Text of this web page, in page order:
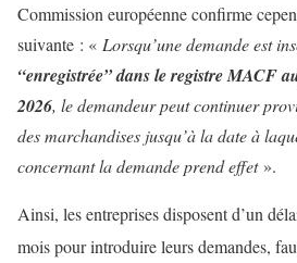
Commission européenne confirme
suivante : « Lorsqu’une demande est
“enregistrée” dans le registre MACF
2026, le demandeur peut continuer
des marchandises jusqu’à la date à
concernant la demande prend effet».
Ainsi, les entreprises disposent d’un
mois pour introduire leurs demandes,